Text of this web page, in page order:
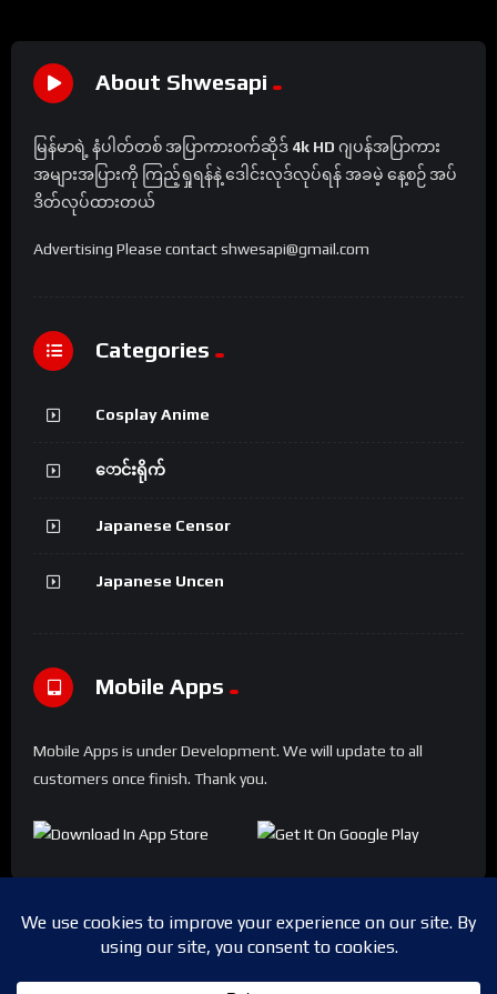
About Shwesapi
မြန်မာရဲ့ နံပါတ်တစ် အပြာကားဝက်ဆိုဒ် 4k HD ဂျပန်အပြာကား
အများအပြားကို ကြည့်ရှုရန်နဲ့ ဒေါင်းလုဒ်လုပ်ရန် အခမဲ့ နေ့စဉ် အပ်
ဒိတ်လုပ်ထားတယ်
Advertising Please contact shwesapi@gmail.com
Categories
Cosplay Anime
ောင်းရိုက်
Japanese Censor
Japanese Uncen
Mobile Apps
Mobile Apps is under Development. We will update to all
customers once finish. Thank you.
Copyright © 2024 Shwesapi